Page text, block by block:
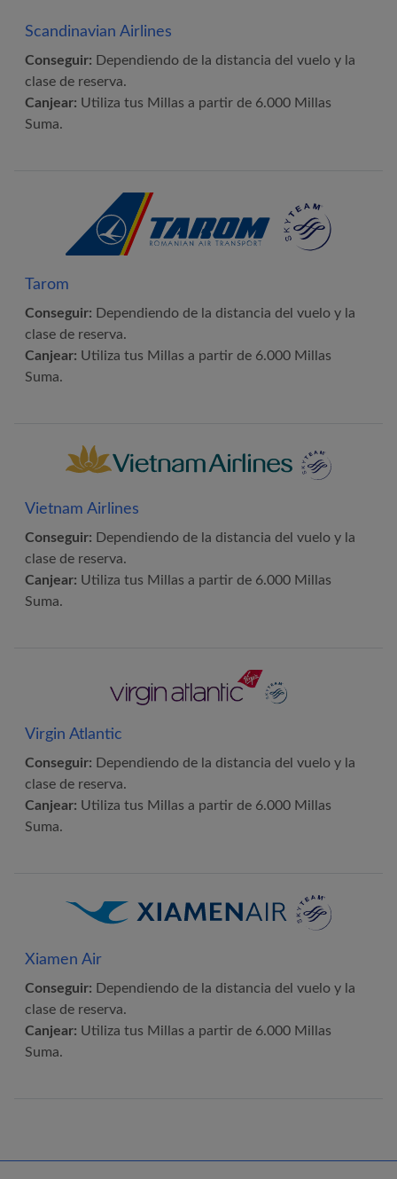
Scandinavian Airlines
Conseguir: Dependiendo de la distancia del vuelo y la
clase de reserva.
Canjear: Utiliza tus Millas a partir de 6.000 Millas
Suma.
Tarom
Conseguir: Dependiendo de la distancia del vuelo y la
clase de reserva.
Canjear: Utiliza tus Millas a partir de 6.000 Millas
Suma.
Vietnam Airlines
Conseguir: Dependiendo de la distancia del vuelo y la
clase de reserva.
Canjear: Utiliza tus Millas a partir de 6.000 Millas
Suma.
Virgin Atlantic
Conseguir: Dependiendo de la distancia del vuelo y la
clase de reserva.
Canjear: Utiliza tus Millas a partir de 6.000 Millas
Suma.
Xiamen Air
Conseguir: Dependiendo de la distancia del vuelo y la
clase de reserva.
Canjear: Utiliza tus Millas a partir de 6.000 Millas
Suma.